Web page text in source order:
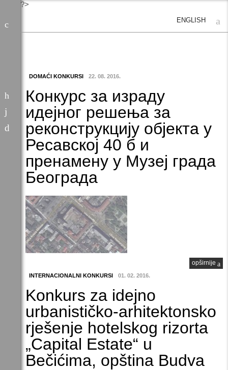
?>
ENGLISH
DOMAĆI KONKURSI 22. 08. 2016.
Конкурс за израду
идејног решења за
реконструкцију објекта у
Ресавској 40 б и
пренамену у Музеј града
Београда
opširnije
INTERNACIONALNI KONKURSI 01. 02. 2016.
Konkurs za idejno
urbanističko-arhitektonsko
rješenje hotelskog rizorta
„Capital Estate“ u
Bečićima, opština Budva